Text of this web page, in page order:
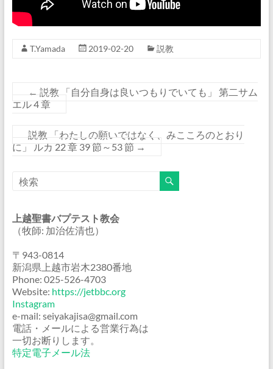
T.Yamada 2019-02-20 説教
← 説教 「自分自身は良いつもりでいても」 第二サム
エル 4 章
説教 「わたしの願いではなく、みこころのとおり
に」 ルカ 22 章 39 節～53 節 →
上越聖書バプテスト教会
（牧師: 加治佐清也）
〒943-0814
新潟県上越市岩木2380番地
Phone: 025-526-4703
Website: https://jetbbc.org
Instagram
e-mail: seiyakajisa@gmail.com
電話・メールによる営業行為は
一切お断りします。
特定電子メール法